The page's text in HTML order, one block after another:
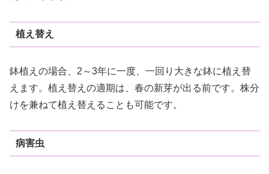
植え替え
鉢植えの場合、2～3年に一度、一回り大きな鉢に植え替
えます。植え替えの適期は、春の新芽が出る前です。株分
けを兼ねて植え替えることも可能です。
病害虫